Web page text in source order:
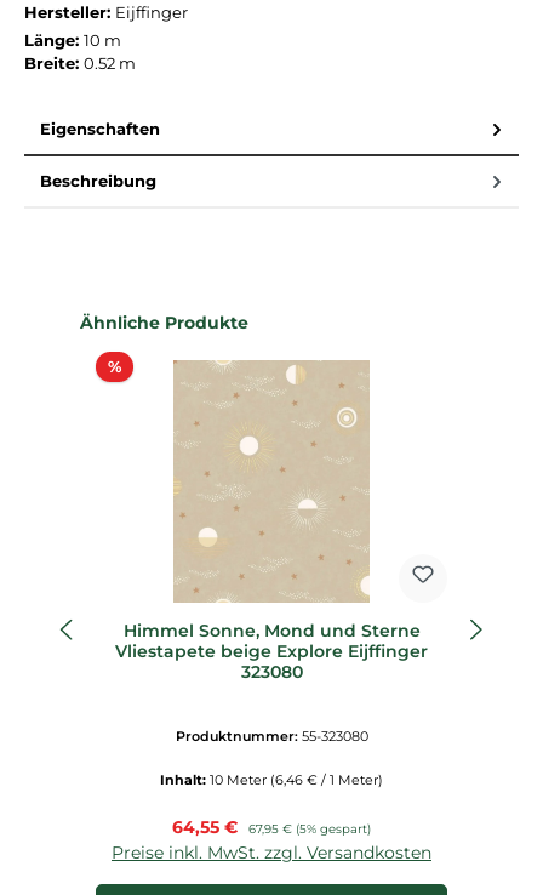
Hersteller: Eijffinger
Länge: 10 m
Breite: 0.52 m
Eigenschaften
Beschreibung
Produktgalerie überspringen
Ähnliche Produkte
%Rabatt
Himmel Sonne, Mond und Sterne
Vliestapete beige Explore Eijffinger
323080
Produktnummer: 55-323080
Inhalt: 10 Meter (6,46 € / 1 Meter)
Verkaufspreis:
64,55 € Regulärer Preis:
67,95 € (5% gespart)
Preise inkl. MwSt. zzgl. Versandkosten